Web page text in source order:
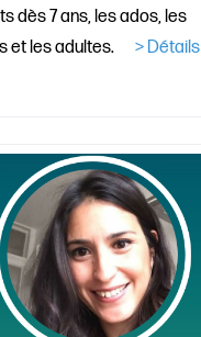
dès 7 ans, les ados, les
et les adultes.
> Détails